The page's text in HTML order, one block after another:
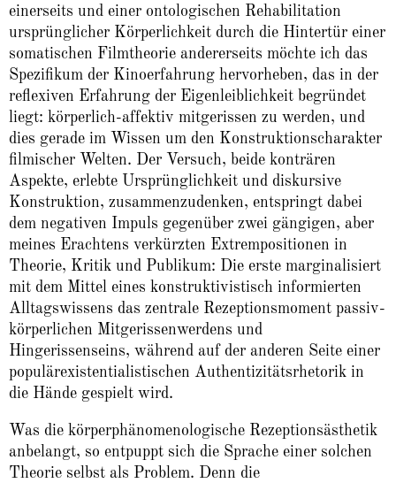
einerseits und einer ontologischen Rehabilitation
ursprünglicher Körperlichkeit durch die Hintertür einer
somatischen Filmtheorie andererseits möchte ich das
Spezifikum der Kinoerfahrung hervorheben, das in der
reflexiven Erfahrung der Eigenleiblichkeit begründet
liegt: körperlich-affektiv mitgerissen zu werden, und
dies gerade im Wissen um den Konstruktionscharakter
filmischer Welten. Der Versuch, beide konträren
Aspekte, erlebte Ursprünglichkeit und diskursive
Konstruktion, zusammenzudenken, entspringt dabei
dem negativen Impuls gegenüber zwei gängigen, aber
meines Erachtens verkürzten Extrempositionen in
Theorie, Kritik und Publikum: Die erste marginalisiert
mit dem Mittel eines konstruktivistisch informierten
Alltagswissens das zentrale Rezeptionsmoment passiv-
körperlichen Mitgerissenwerdens und
Hingerissenseins, während auf der anderen Seite einer
populärexistentialistischen Authentizitätsrhetorik in
die Hände gespielt wird.
Was die körperphänomenologische Rezeptionsästhetik
anbelangt, so entpuppt sich die Sprache einer solchen
Theorie selbst als Problem. Denn die